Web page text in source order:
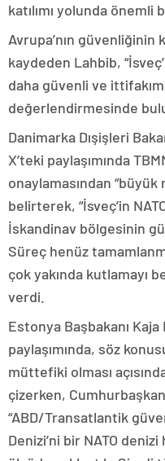
katılımı yolunda önemli
Avrupa’nın
kaydeden Lahbib,
daha güvenli ve
değerlendirmesinde
Danimarka Dışişleri
X’teki paylaşımında
onaylamasından
belirterek, “İsveç’in
İskandinav bölgesinin
Süreç henüz
çok yakında kutlamayı
verdi.
Estonya Başbakanı
paylaşımında, söz
müttefiki olması
çizerken,
“ABD/Transatlantik
Denizi’ni bir NATO